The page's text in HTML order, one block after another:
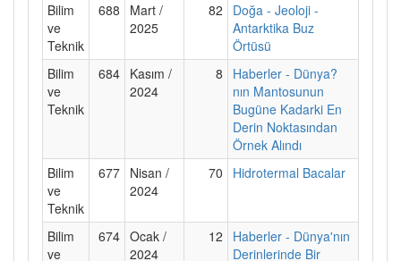
Bilim
ve
Teknik
688
Mart /
2025
82
Doğa - Jeoloji -
Antarktika Buz
Örtüsü
Bilim
ve
Teknik
684 Kasım /
2024
8
Haberler - Dünya?
nın Mantosunun
Bugüne Kadarki En
Derin Noktasından
Örnek Alındı
Bilim
ve
Teknik
677 Nisan /
2024
70 Hidrotermal Bacalar
Bilim
ve
674 Ocak /
2024
12
Haberler - Dünya'nın
Derinlerinde Bir